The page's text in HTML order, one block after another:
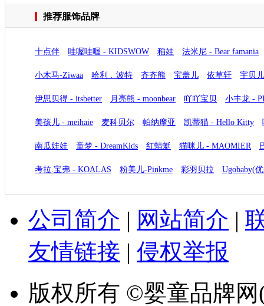
推荐服饰品牌
十点伴 哇喔哇喔 - KIDSWOW 稻娃 法米尼 - Bear famania
小木马-Ziwaa 哈利﹒波特 齐齐熊 宝盖儿 依草轩 宇贝儿
伊思贝得 - itsbetter 月亮熊 - moonbear 吖吖宝贝 小丰龙 -
美孩儿 - meihaie 麦科贝尔 帕纳摩亚 凯蒂猫 - Hello Kitty
南瓜娃娃 童梦 - DreamKids 红蜻蜓 猫咪儿 - MAOMIER
考拉.宝弗 - KOALAS 粉美儿-Pinkme 彩羽贝拉 Ugobaby(
公司简介 | 网站简介 |
友情链接 | 侵权举报
版权所有 ©婴童品牌